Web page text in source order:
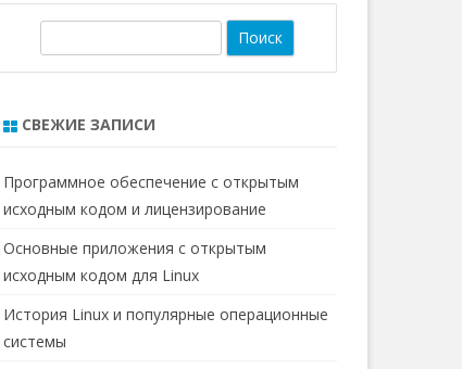
к
СВЕЖИЕ ЗАПИСИ
Программное обеспечение с открытым
исходным кодом и лицензирование
Основные приложения с открытым
исходным кодом для Linux
История Linux и популярные операционные
системы